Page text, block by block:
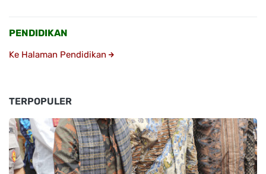
PENDIDIKAN
Ke Halaman Pendidikan
TERPOPULER